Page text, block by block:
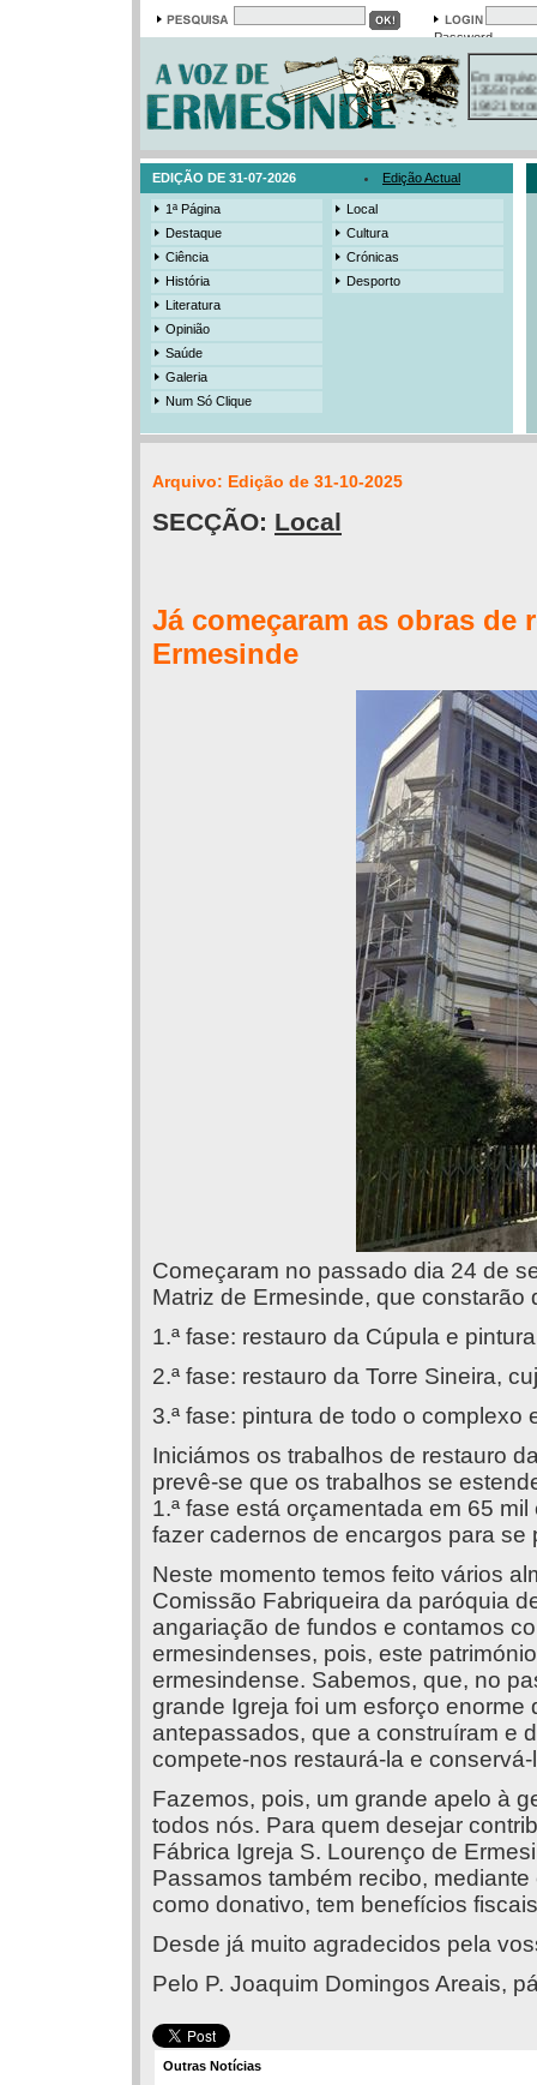
Password
13558
19421
385
3206
EDIÇÃO DE 31-07-2026 Edição Actual
1ª Página
Destaque
Ciência
História
Literatura
Opinião
Saúde
Galeria
Num Só Clique
Local
Cultura
Crónicas
Desporto
Arquivo: Edição de 31-10-2025
SECÇÃO: Local
Já começaram as obras de
Ermesinde
Começaram no passado dia 24 de
Matriz de Ermesinde, que constarão
1.ª fase: restauro da Cúpula e
2.ª fase: restauro da Torre Sineira,
3.ª fase: pintura de todo o complexo
Iniciámos os trabalhos de restauro
prevê-se que os trabalhos se
1.ª fase está orçamentada em 65
fazer cadernos de encargos para se
Neste momento temos feito vários
Comissão Fabriqueira da paróquia
angariação de fundos e contamos
ermesindenses, pois, este
ermesindense. Sabemos, que, no
grande Igreja foi um esforço
antepassados, que a construíram e
compete-nos restaurá-la e conservá-
Fazemos, pois, um grande apelo à
todos nós. Para quem desejar
Fábrica Igreja S. Lourenço de
Passamos também recibo,
como donativo, tem benefícios
Desde já muito agradecidos pela
Pelo P. Joaquim Domingos Areais,
Outras Notícias